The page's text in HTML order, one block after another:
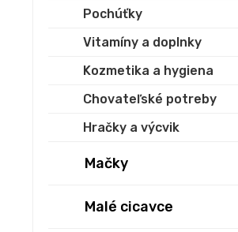
Pochúťky
Vitamíny a doplnky
Kozmetika a hygiena
Chovateľské potreby
Hračky a výcvik
Mačky
Malé cicavce